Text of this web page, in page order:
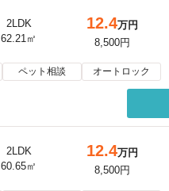
2LDK
62.21㎡
12.4万円
8,500円
ペット相談 オートロック
2LDK
60.65㎡
12.4万円
8,500円